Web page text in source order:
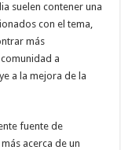
suelen contener una
con el tema,
más
a
a la mejora de la
fuente de
acerca de un